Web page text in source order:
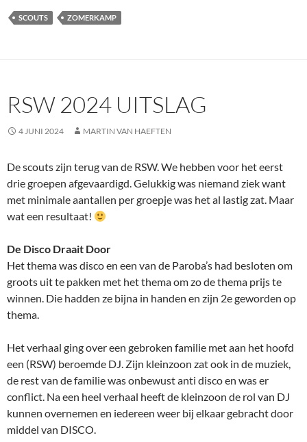
SCOUTS ZOMERKAMP
RSW 2024 UITSLAG
4 JUNI 2024 MARTIN VAN HAEFTEN
De scouts zijn terug van de RSW. We hebben voor het eerst
drie groepen afgevaardigd. Gelukkig was niemand ziek want
met minimale aantallen per groepje was het al lastig zat. Maar
wat een resultaat!
De Disco Draait Door
Het thema was disco en een van de Paroba’s had besloten om
groots uit te pakken met het thema om zo de thema prijs te
winnen. Die hadden ze bijna in handen en zijn 2e geworden op
thema.
Het verhaal ging over een gebroken familie met aan het hoofd
een (RSW) beroemde DJ. Zijn kleinzoon zat ook in de muziek,
de rest van de familie was onbewust anti disco en was er
conflict. Na een heel verhaal heeft de kleinzoon de rol van DJ
kunnen overnemen en iedereen weer bij elkaar gebracht door
middel van DISCO.